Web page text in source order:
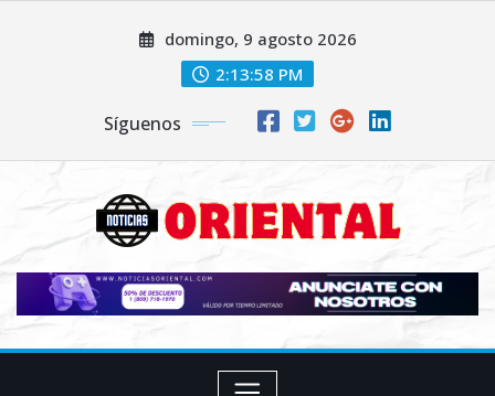
domingo, 9 agosto 2026
2:13:59 PM
Síguenos